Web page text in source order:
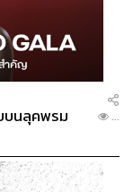
บนลุคพรม
...